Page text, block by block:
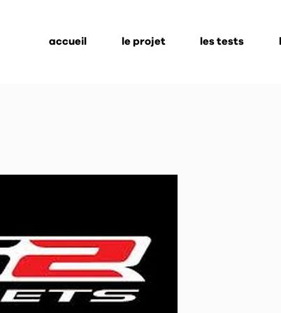
accueil le projet les tests